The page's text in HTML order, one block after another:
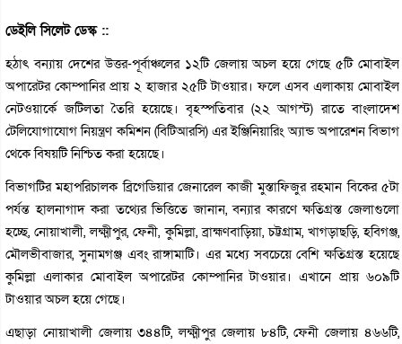
ডেইলি সিলেট ডেস্ক ::
হঠাৎ বন্যায় দেশের উত্তর-পূর্বাঞ্চলের ১২টি জেলায় অচল হয়ে গেছে ৫টি মোবাইল
অপারেটর কোম্পানির প্রায় ২ হাজার ২৫টি টাওয়ার। ফলে এসব এলাকায় মোবাইল
নেটওয়ার্কে জটিলতা তৈরি হয়েছে। বৃহস্পতিবার (২২ আগস্ট) রাতে বাংলাদেশ
টেলিযোগাযোগ নিয়ন্ত্রণ কমিশন (বিটিআরসি) এর ইঞ্জিনিয়ারিং অ্যান্ড অপারেশন বিভাগ
থেকে বিষয়টি নিশ্চিত করা হয়েছে।
বিভাগটির মহাপরিচালক ব্রিগেডিয়ার জেনারেল কাজী মুস্তাফিজুর রহমান বিকের ৫টা
পর্যন্ত হালনাগাদ করা তথ্যের ভিত্তিতে জানান, বন্যার কারণে ক্ষতিগ্রস্ত জেলাগুলো
হচ্ছে, নোয়াখালী, লক্ষ্মীপুর, ফেনী, কুমিল্লা, ব্রাহ্মণবাড়িয়া, চট্টগ্রাম, খাগড়াছড়ি, হবিগঞ্জ,
মৌলভীবাজার, সুনামগঞ্জ এবং রাঙ্গামাটি। এর মধ্যে সবচেয়ে বেশি ক্ষতিগ্রস্ত হয়েছে
কুমিল্লা এলাকার মোবাইল অপারেটর কোম্পানির টাওয়ার। এখানে প্রায় ৬০৯টি
টাওয়ার অচল হয়ে গেছে।
এছাড়া নোয়াখালী জেলায় ৩৪৪টি, লক্ষ্মীপুর জেলায় ৮৪টি, ফেনী জেলায় ৪৬৬টি,